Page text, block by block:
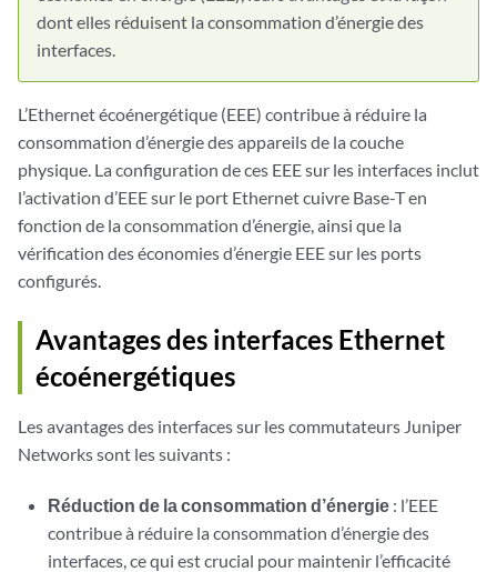
dont elles réduisent la consommation d’énergie des
interfaces.
L’Ethernet écoénergétique (EEE) contribue à réduire la
consommation d’énergie des appareils de la couche
physique. La configuration de ces EEE sur les interfaces inclut
l’activation d’EEE sur le port Ethernet cuivre Base-T en
fonction de la consommation d’énergie, ainsi que la
vérification des économies d’énergie EEE sur les ports
configurés.
Avantages des interfaces Ethernet
écoénergétiques
Les avantages des interfaces sur les commutateurs Juniper
Networks sont les suivants :
Réduction de la consommation d’énergie : l’EEE
contribue à réduire la consommation d’énergie des
interfaces, ce qui est crucial pour maintenir l’efficacité